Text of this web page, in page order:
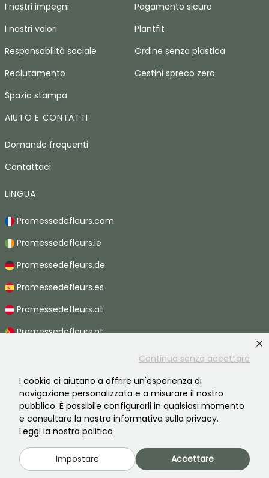
Continua senza accettare
I cookie ci aiutano a offrire un'esperienza di
navigazione personalizzata e a misurare il nostro
pubblico. È possibile configurarli in qualsiasi momento
e consultare la nostra informativa sulla privacy.
Leggi la nostra politica
Impostare Accettare
I nostri impegni
I nostri valori
Responsabilità sociale
Reclutamento
Spazio stampa
Pagamento sicuro
Plantfit
Ordine senza plastica
Cestini spreco zero
AIUTO E CONTATTI
Domande frequenti
Contattaci
LINGUA
Promessedefleurs.com
Promessedefleurs.ie
Promessedefleurs.de
Promessedefleurs.es
Promessedefleurs.at
Promessedefleurs.pt
Promessedefleurs.be
Promessedefleurs.ch
2026 ©Promesse de fleurs - Tutti i diritti riservati.
Informazioni legali-Termini e condizioni
Informativa sulla privacy